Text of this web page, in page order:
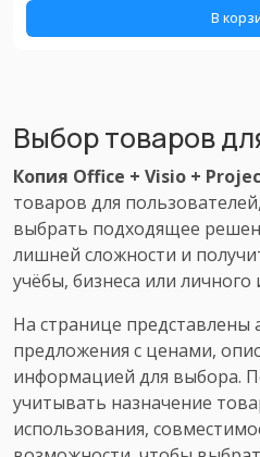
В
Выбор товаров
Копия Office + Visio +
товаров для
выбрать подходящее
лишней сложности и
учёбы, бизнеса или личного
На странице представлены
предложения с ценами,
информацией для выбора.
учитывать назначение
использования,